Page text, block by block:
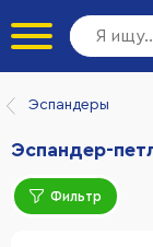
Эспандеры
Эспандер-
Фильтр